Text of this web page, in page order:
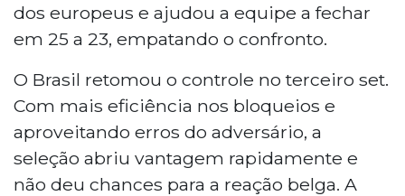
dos europeus e ajudou a equipe a fechar
em 25 a 23, empatando o confronto.
O Brasil retomou o controle no terceiro set.
Com mais eficiência nos bloqueios e
aproveitando erros do adversário, a
seleção abriu vantagem rapidamente e
não deu chances para a reação belga. A